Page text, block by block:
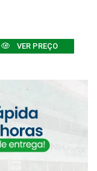
VER PREÇO